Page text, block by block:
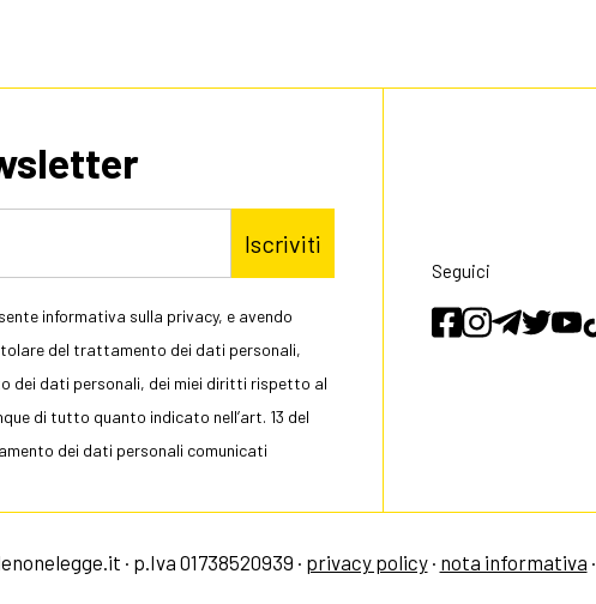
Iscriviti
informativa sulla privacy, e avendo
del trattamento dei dati personali,
dei dati personali, dei miei diritti rispetto al
di tutto quanto indicato nell’art. 13 del
dei dati personali comunicati
Seguici
· p.Iva 01738520939 · privacy policy· nota informativa ·